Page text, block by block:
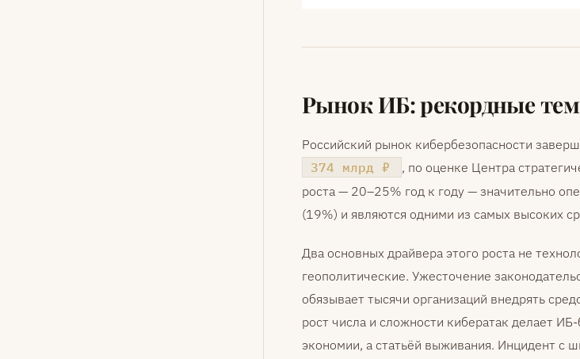
Рынок ИБ: рекордные
Российский рынок кибербезопасности
374 млрд ₽
, по оценке Центра
роста — 20–25% год к году — значительно
(19%) и являются одними из самых высоких
Два основных драйвера этого роста не
геополитические. Ужесточение
обязывает тысячи организаций внедрять
рост числа и сложности кибератак делает
экономии, а статьёй выживания. Инцидент с